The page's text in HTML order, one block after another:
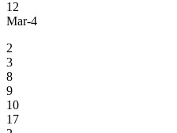
12
Mar-4
2
3
8
9
10
17